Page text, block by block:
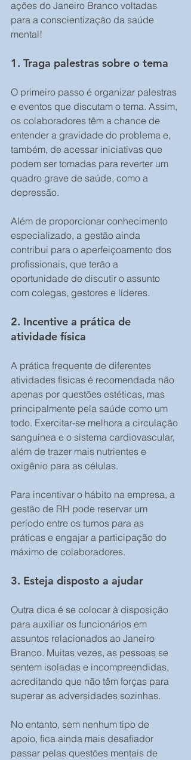
ações do Janeiro Branco voltadas
para a conscientização da saúde
mental!
1. Traga palestras sobre o tema
O primeiro passo é organizar palestras
e eventos que discutam o tema. Assim,
os colaboradores têm a chance de
entender a gravidade do problema e,
também, de acessar iniciativas que
podem ser tomadas para reverter um
quadro grave de saúde, como a
depressão.
Além de proporcionar conhecimento
especializado, a gestão ainda
contribui para o aperfeiçoamento dos
profissionais, que terão a
oportunidade de discutir o assunto
com colegas, gestores e líderes.
2. Incentive a prática de
atividade física
A prática frequente de diferentes
atividades físicas é recomendada não
apenas por questões estéticas, mas
principalmente pela saúde como um
todo. Exercitar-se melhora a circulação
sanguínea e o sistema cardiovascular,
além de trazer mais nutrientes e
oxigênio para as células.
Para incentivar o hábito na empresa, a
gestão de RH pode reservar um
período entre os turnos para as
práticas e engajar a participação do
máximo de colaboradores.
3. Esteja disposto a ajudar
Outra dica é se colocar à disposição
para auxiliar os funcionários em
assuntos relacionados ao Janeiro
Branco. Muitas vezes, as pessoas se
sentem isoladas e incompreendidas,
acreditando que não têm forças para
superar as adversidades sozinhas.
No entanto, sem nenhum tipo de
apoio, fica ainda mais desafiador
passar pelas questões mentais de